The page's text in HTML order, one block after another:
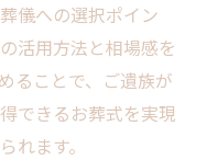
儀への選択ポイン
活用方法と相場感を
ることで、ご遺族が
できるお葬式を実現
れます。